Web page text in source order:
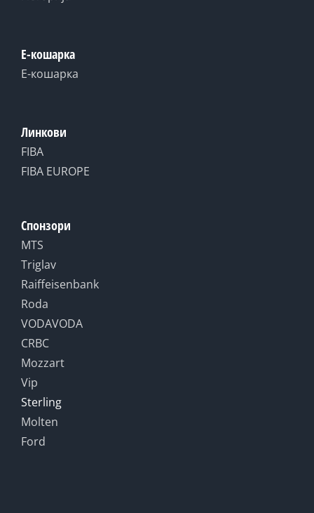
Е-кошарка
Е-кошарка
Линкови
FIBA
FIBA EUROPE
Спонзори
MTS
Triglav
Raiffeisenbank
Roda
VODAVODA
CRBC
Mozzart
Vip
Sterling
Molten
Ford